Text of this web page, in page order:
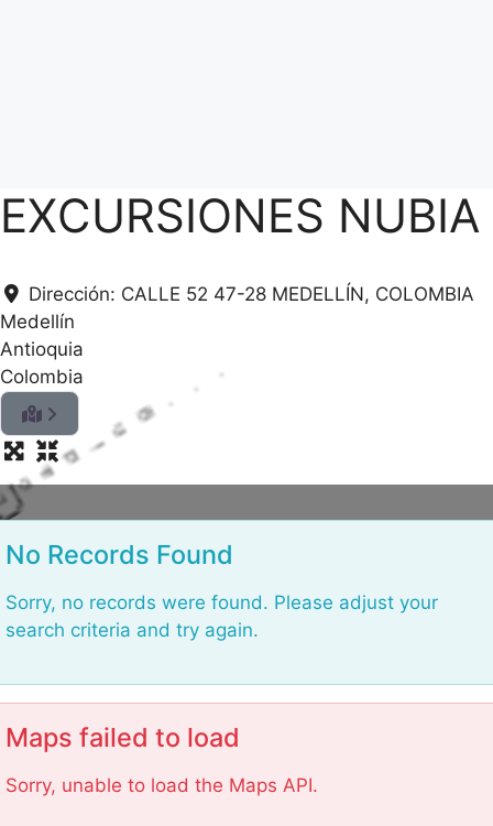
EXCURSIONES NUBIA
Dirección: CALLE 52 47-28 MEDELLÍN, COLOMBIA
Medellín
Antioquia
Colombia
o
d
i
g
.
.
.
No Records Found
Sorry, no records were found. Please adjust your
search criteria and try again.
Maps failed to load
Sorry, unable to load the Maps API.